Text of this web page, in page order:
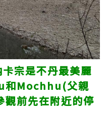
宗是不丹最美麗
和Mochhu(父親
觀前先在附近的停